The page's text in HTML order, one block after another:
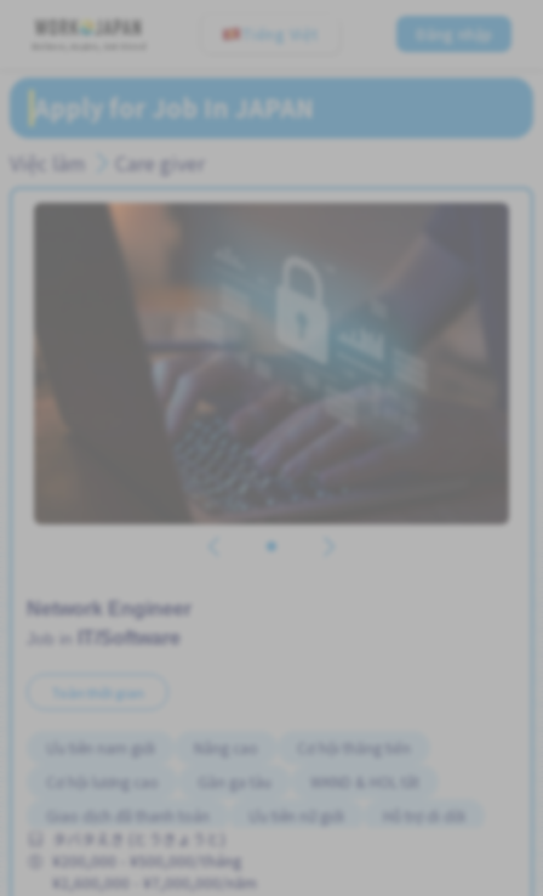
Tiếng Việt Đăng nhập
Apply for Job In JAPAN
Việc làm Care giver
Network Engineer
IT/Software
Toàn thời gian
Ưu tiên nam giới Nâng cao
Cơ hội thăng tiến
Cơ hội lương cao
Gần ga tàu
WKND & HOL tắt
Giao dịch đã thanh toán
Ưu tiên nữ giới
Không cần kinh nghiệm
タバタえき (とうきょうと)
¥200,000 - ¥500,000/tháng
¥2,600,000 - ¥7,000,000/năm